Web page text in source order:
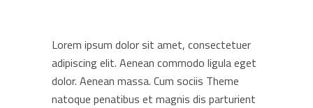
Lorem ipsum dolor sit amet, consectetuer
adipiscing elit. Aenean commodo ligula eget
dolor. Aenean massa. Cum sociis Theme
natoque penatibus et magnis dis parturient